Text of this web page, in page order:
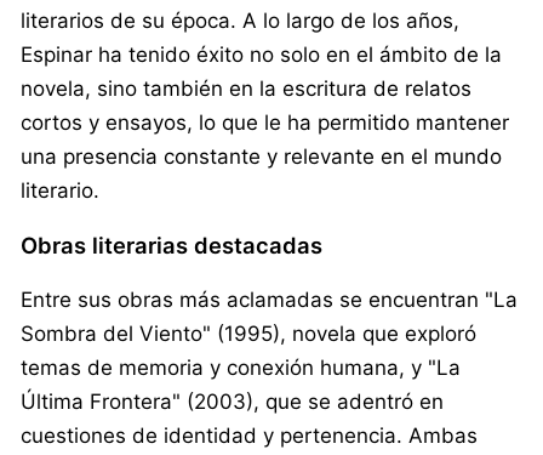
literarios de su época. A lo largo de los años,
Espinar ha tenido éxito no solo en el ámbito de la
novela, sino también en la escritura de relatos
cortos y ensayos, lo que le ha permitido mantener
una presencia constante y relevante en el mundo
literario.
Obras literarias destacadas
Entre sus obras más aclamadas se encuentran "La
Sombra del Viento" (1995), novela que exploró
temas de memoria y conexión humana, y "La
Última Frontera" (2003), que se adentró en
cuestiones de identidad y pertenencia. Ambas